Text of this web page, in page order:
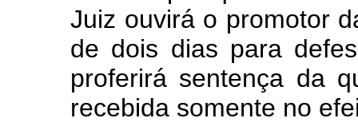
Juiz ouvirá o promotor
de dois dias para
proferirá sentença da
recebida somente no